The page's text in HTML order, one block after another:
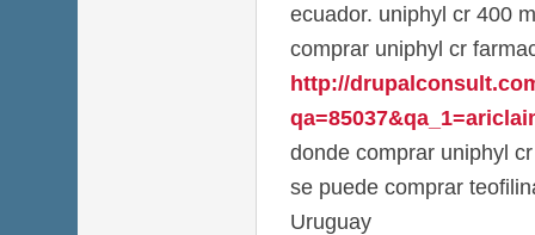
ecuador. uniphyl cr 400
comprar uniphyl cr
http://
donde comprar uniphyl
se puede comprar
Uruguay